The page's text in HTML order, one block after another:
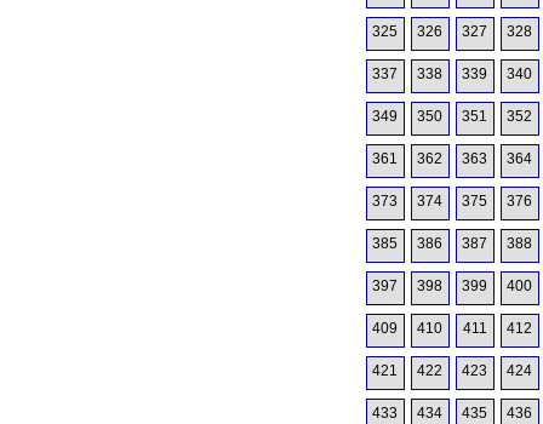
325 326 327 328
337 338 339 340
349 350 351 352
361 362 363 364
373 374 375 376
385 386 387 388
397 398 399 400
409 410 411 412
421 422 423 424
433 434 435 436